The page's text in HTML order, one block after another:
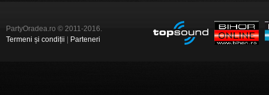
PartyOradea.ro © 2011-2016.
Termeni și condiții
Parteneri